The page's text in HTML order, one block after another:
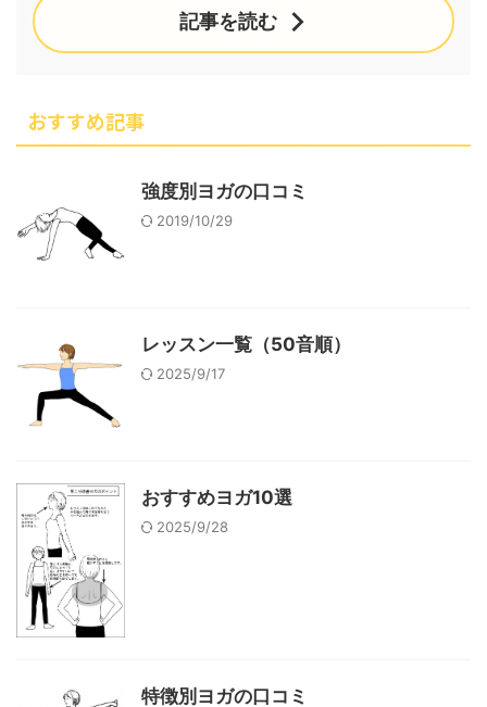
記事を読む
おすすめ記事
強度別ヨガの口コミ
2019/10/29
レッスン一覧（50音順）
2025/9/17
おすすめヨガ10選
2025/9/28
特徴別ヨガの口コミ